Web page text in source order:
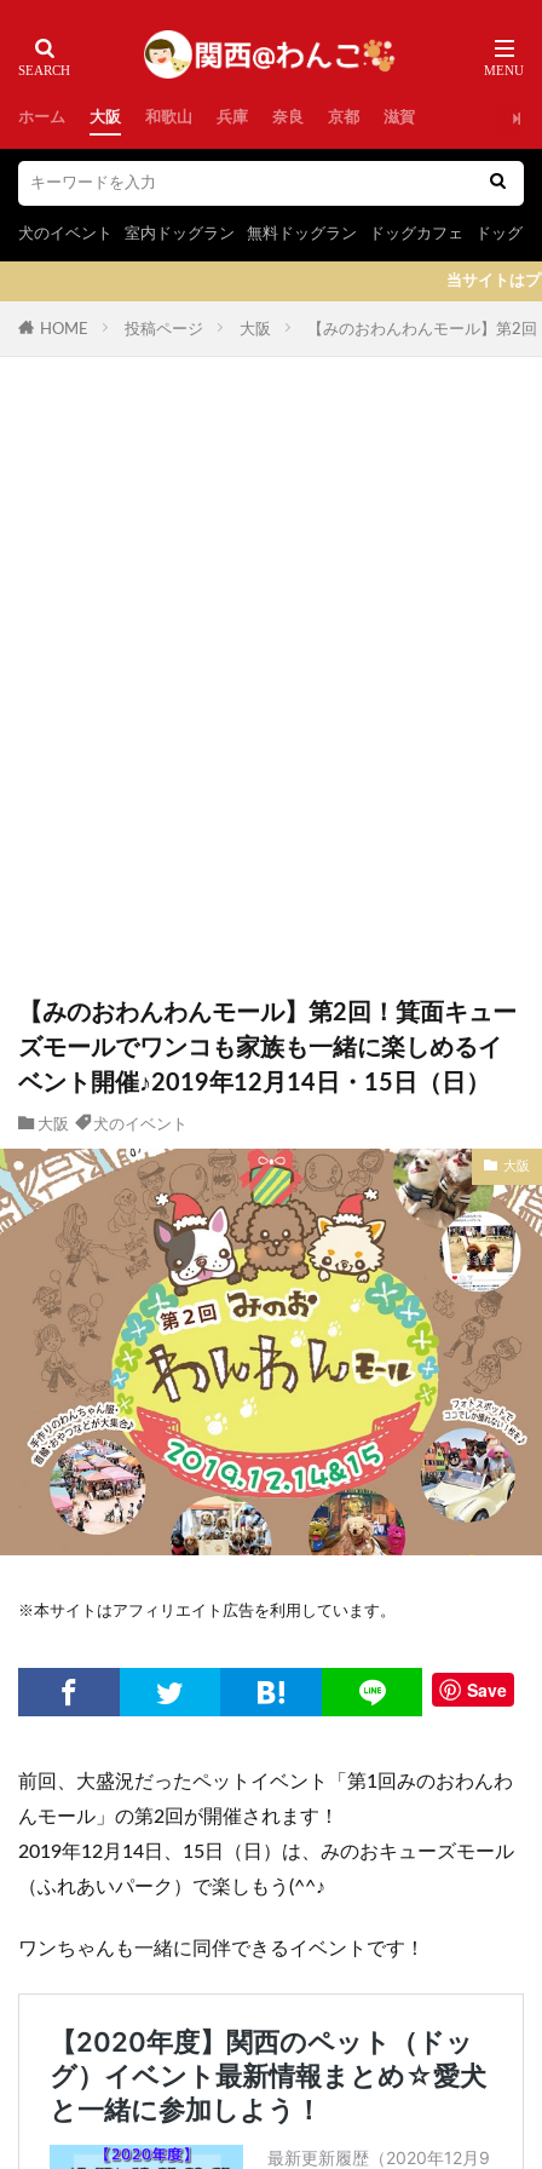
ホーム 大阪 和歌山 兵庫 奈良 京都 滋賀
犬のイベント 室内ドッグラン 無料ドッグラン ドッグカフェ ドッグラ
当サイトはプロモーシ
HOME 投稿ページ 大阪 【みのおわんわんモール】第2
【みのおわんわんモール】第2回！箕面キュー
ズモールでワンコも家族も一緒に楽しめるイ
ベント開催♪2019年12月14日・15日（日）
大阪 犬のイベント
大阪
※本サイトはアフィリエイト広告を利用しています。
Save
前回、大盛況だったペットイベント「第1回みのおわんわ
んモール」の第2回が開催されます！
2019年12月14日、15日（日）は、みのおキューズモール
（ふれあいパーク）で楽しもう(^^♪
ワンちゃんも一緒に同伴できるイベントです！